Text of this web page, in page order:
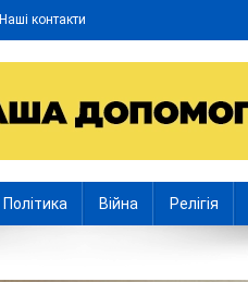
Наші контакти
Політика Війна Релігія